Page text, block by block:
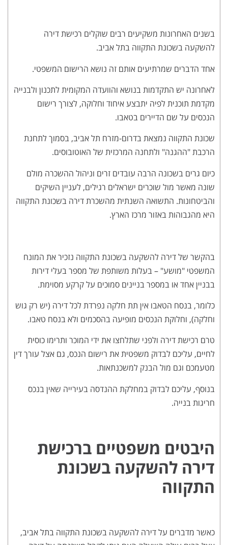
בשנים האחרונות משקיעים רבים שוקלים רכישת דירה
להשקעה בשכונת התקווה בתל אביב.
אחד הדברים שמרתיעים אותם זה נושא הרישום המשפטי.
לאחרונה יש התקדמות בנושא והוועדה המקומית לתכנון ולבנייה
מקדמת תוכנית לפיה יתבצע איחוד וחלוקה, לצורך רישום
הנכסים על שם הדיירים בטאבו.
שכונת התקווה נמצאת בדרום-מזרח תל אביב, בסמוך לתחנת
הרכבת "ההגנה" ולתחנה המרכזית של האוטובוסים.
כיום גרים בשכונה הרבה עובדים זרים וניהול ההשכרה מולם
שונה מאשר מול שוכרים ישראלים רגילים, לעניין השיקים
והביטחונות. התשואה השנתית מהשכרת דירה בשכונת התקווה
היא מהגבוהות באזור מרכז הארץ.
בהקשר של דירה להשקעה בשכונת התקווה נזכיר את המונח
המשפטי "מושע" – בעלות משותפת של מספר בעלי דירות
בבניין אחד או במספר בניינים סמוכים על קרקע מסוימת.
כלומר, בנסח הטאבו אין תת חלקה נפרדת לכל דירה (יש רק גוש
וחלקה), וחלוקת הנכסים מופיעה בהסכמים ולא בנסח טאבו.
טרם רכישת דירה ולפני שתלחצו את ידי המוכר ותרימו כוסית
לחיים, עליכם לבדוק משפטית את רישום הנכס, גם אצל עורך דין
מטעמכם וגם מול הבנק למשכנתאות.
בנוסף, עליכם לבדוק במחלקת ההנדסה בעירייה שאין בנכס
חריגות בנייה.
היבטים משפטיים ברכישת
דירה להשקעה בשכונת
התקווה
כאשר מדברים על דירה להשקעה בשכונת התקווה בתל אביב,